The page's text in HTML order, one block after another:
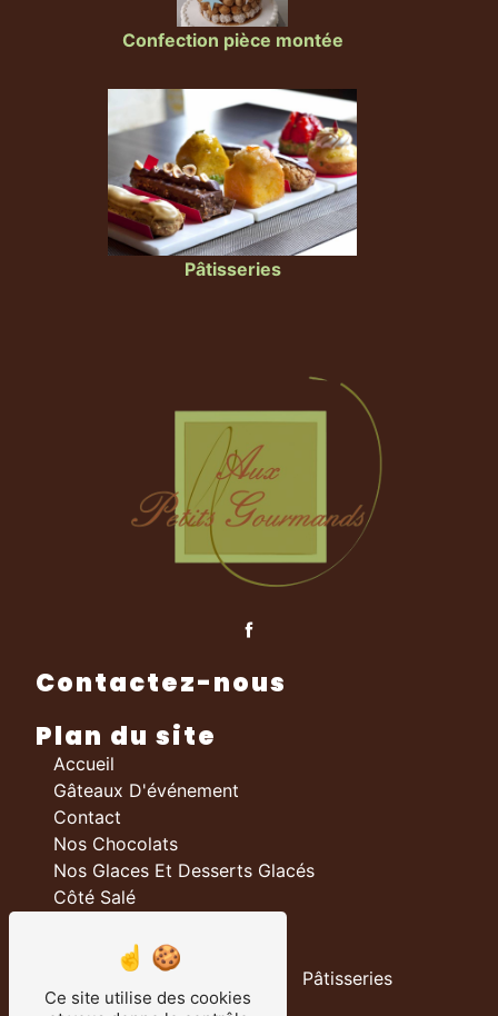
Confection pièce montée
Pâtisseries
Contactez-nous
Plan du site
Accueil
Gâteaux D'événement
Contact
Nos Chocolats
Nos Glaces Et Desserts Glacés
Côté Salé
Nos prestations
Boulangerie
Chocolateries
Pâtisseries
Ce site utilise des cookies